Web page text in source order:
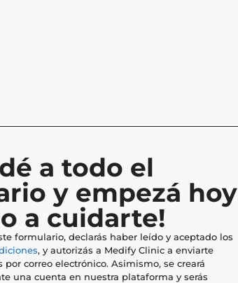
a todo el
y empezá hoy
a cuidarte!
formulario, declarás haber leído y aceptado los
, y autorizás a Medify Clinic a enviarte
por correo electrónico. Asimismo, se creará
una cuenta en nuestra plataforma y serás